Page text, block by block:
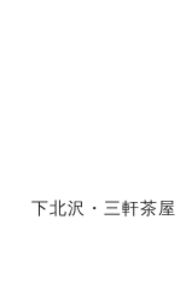
下北沢・三軒茶屋